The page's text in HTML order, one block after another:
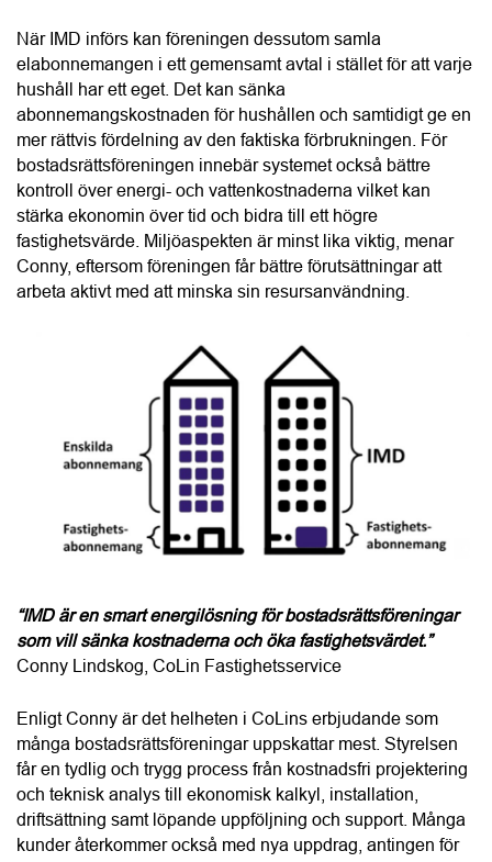
När IMD införs kan föreningen dessutom samla
elabonnemangen i ett gemensamt avtal i stället för att varje
hushåll har ett eget. Det kan sänka
abonnemangskostnaden för hushållen och samtidigt ge en
mer rättvis fördelning av den faktiska förbrukningen. För
bostadsrättsföreningen innebär systemet också bättre
kontroll över energi- och vattenkostnaderna vilket kan
stärka ekonomin över tid och bidra till ett högre
fastighetsvärde. Miljöaspekten är minst lika viktig, menar
Conny, eftersom föreningen får bättre förutsättningar att
arbeta aktivt med att minska sin resursanvändning.
“IMD är en smart energilösning för bostadsrättsföreningar
som vill sänka kostnaderna och öka fastighetsvärdet.”
Conny Lindskog, CoLin Fastighetsservice
Enligt Conny är det helheten i CoLins erbjudande som
många bostadsrättsföreningar uppskattar mest. Styrelsen
får en tydlig och trygg process från kostnadsfri projektering
och teknisk analys till ekonomisk kalkyl, installation,
driftsättning samt löpande uppföljning och support. Många
kunder återkommer också med nya uppdrag, antingen för